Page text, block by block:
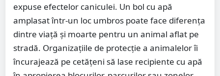
expuse efectelor caniculei. Un bol cu apă
amplasat într-un loc umbros poate face diferența
dintre viață și moarte pentru un animal aflat pe
stradă. Organizațiile de protecție a animalelor îi
încurajează pe cetățeni să lase recipiente cu apă